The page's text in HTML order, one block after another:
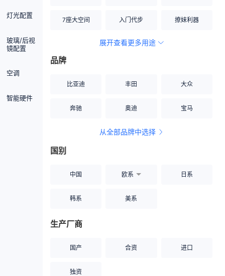
灯光配置
玻璃/后视
镜配置
空调
智能硬件
7座大空间 入门代步 撩妹利器
空间宽敞
展开查看更多用途
品牌
比亚迪 丰田 大众
奔驰 奥迪 宝马
从全部品牌中选择
国别
中国 欧系 日系
韩系 美系
生产厂商
国产 合资 进口
独资